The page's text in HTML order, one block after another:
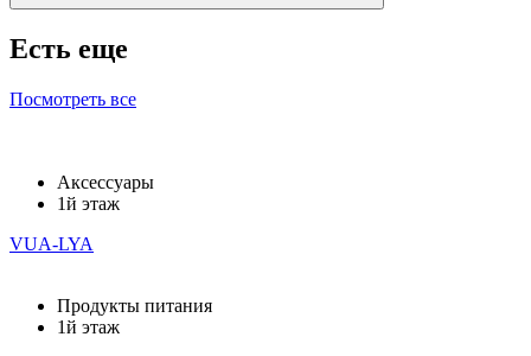
Есть еще
Посмотреть все
Аксессуары
1й этаж
VUA-LYA
Продукты питания
1й этаж